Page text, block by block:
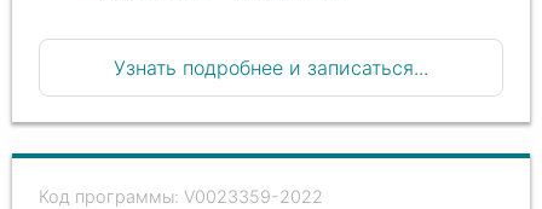
Узнать подробнее и записаться...
V0023359-2022